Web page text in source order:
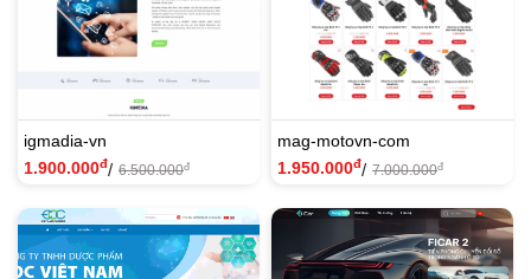
igmadia-vn
1.900.000đ/ 6.500.000đ
mag-motovn-com
1.950.000đ/ 7.000.000đ